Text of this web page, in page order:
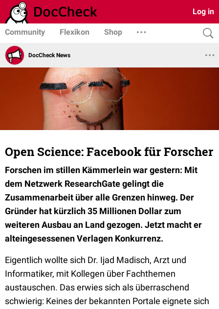
Log in
Community Flexikon Shop
DocCheck News
Open Science: Facebook für Forscher
Forschen im stillen Kämmerlein war gestern: Mit
dem Netzwerk ResearchGate gelingt die
Zusammenarbeit über alle Grenzen hinweg. Der
Gründer hat kürzlich 35 Millionen Dollar zum
weiteren Ausbau an Land gezogen. Jetzt macht er
alteingesessenen Verlagen Konkurrenz.
Eigentlich wollte sich Dr. Ijad Madisch, Arzt und
Informatiker, mit Kollegen über Fachthemen
austauschen. Das erwies sich als überraschend
schwierig: Keines der bekannten Portale eignete sich